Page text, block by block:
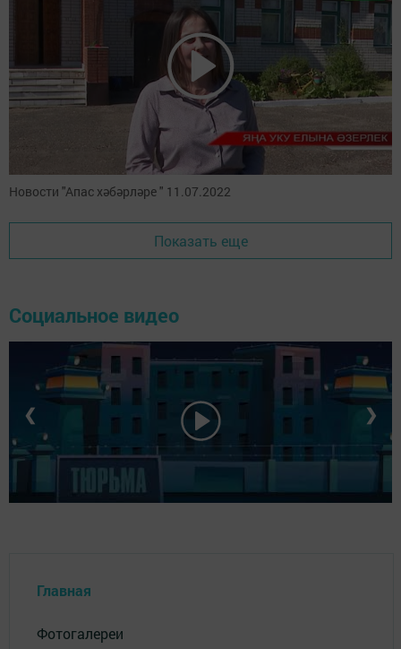
Новости "Апас хәбәрләре " 11.07.2022
Показать еще
Социальное видео
❮ ❯
Главная
Фотогалереи